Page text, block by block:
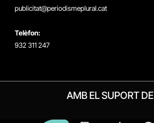
publicitat@periodismeplural.cat
Telèfon:
932 311 247
AMB EL SUPORT DE